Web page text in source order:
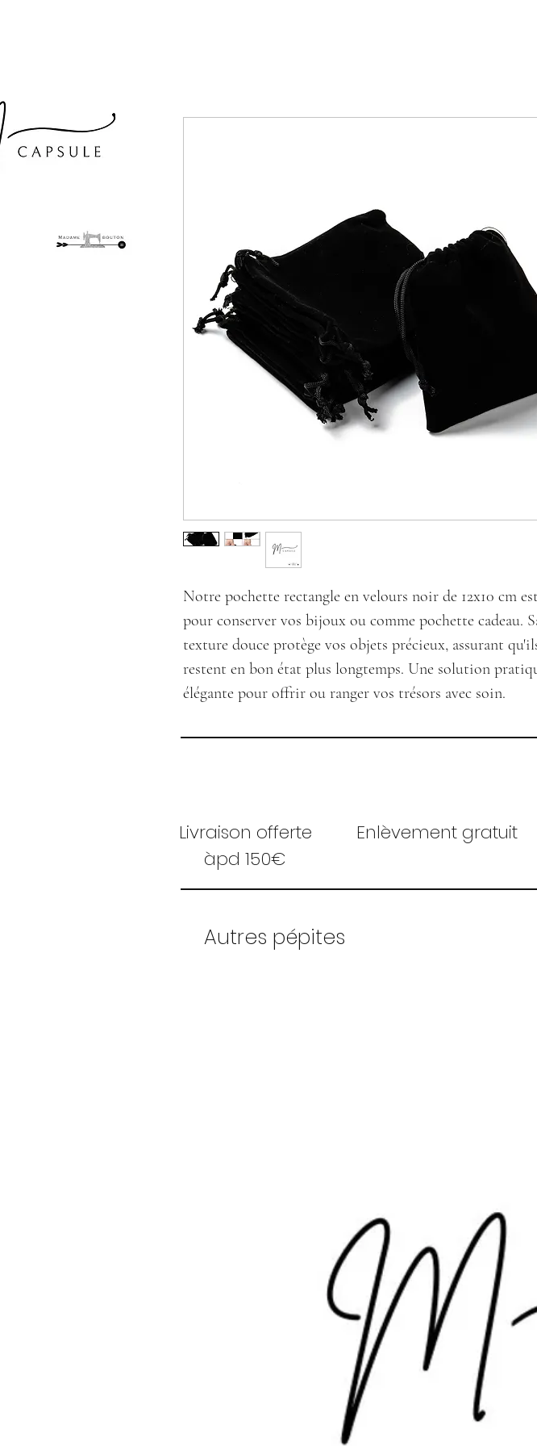
Notre pochette rectangle en velours noir de 12x10 cm
pour conserver vos bijoux ou comme pochette cadeau.
texture douce protège vos objets précieux, assurant
restent en bon état plus longtemps. Une solution
élégante pour offrir ou ranger vos trésors avec soin.
Livraison offerte
àpd 150€
Enlèvement gratuit
Autres pépites